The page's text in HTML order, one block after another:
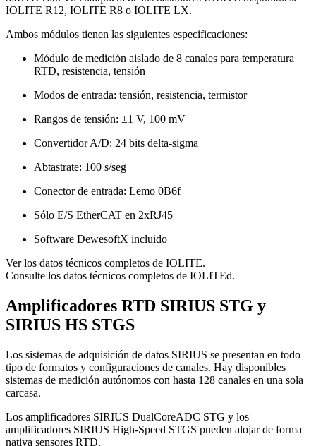
IOLITE R12, IOLITE R8 o IOLITE LX.
Ambos módulos tienen las siguientes especificaciones:
Módulo de medición aislado de 8 canales para temperatura
RTD, resistencia, tensión
Modos de entrada: tensión, resistencia, termistor
Rangos de tensión: ±1 V, 100 mV
Convertidor A/D: 24 bits delta-sigma
Abtastrate: 100 s/seg
Conector de entrada: Lemo 0B6f
Sólo E/S EtherCAT en 2xRJ45
Software DewesoftX incluido
Ver los datos técnicos completos de IOLITE.
Consulte los datos técnicos completos de IOLITEd.
Amplificadores RTD SIRIUS STG y
SIRIUS HS STGS
Los sistemas de adquisición de datos SIRIUS se presentan en todo
tipo de formatos y configuraciones de canales. Hay disponibles
sistemas de medición autónomos con hasta 128 canales en una sola
carcasa.
Los amplificadores SIRIUS DualCoreADC STG y los
amplificadores SIRIUS High-Speed STGS pueden alojar de forma
nativa sensores RTD.